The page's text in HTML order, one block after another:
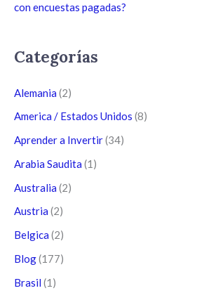
con encuestas pagadas?
Categorías
Alemania (2)
America / Estados Unidos (8)
Aprender a Invertir(34)
Arabia Saudita (1)
Australia (2)
Austria (2)
Belgica (2)
Blog(177)
Brasil (1)